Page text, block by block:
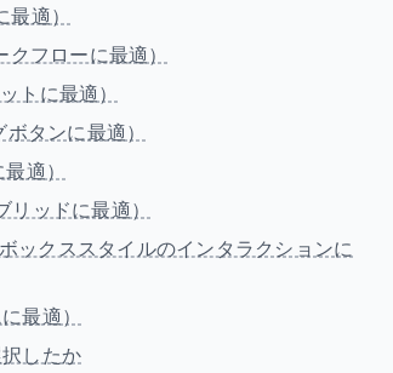
適）
フローに最適）
トに最適）
タンに最適）
適）
ッドに最適）
ックススタイルのインタラクションに
最適）
したか